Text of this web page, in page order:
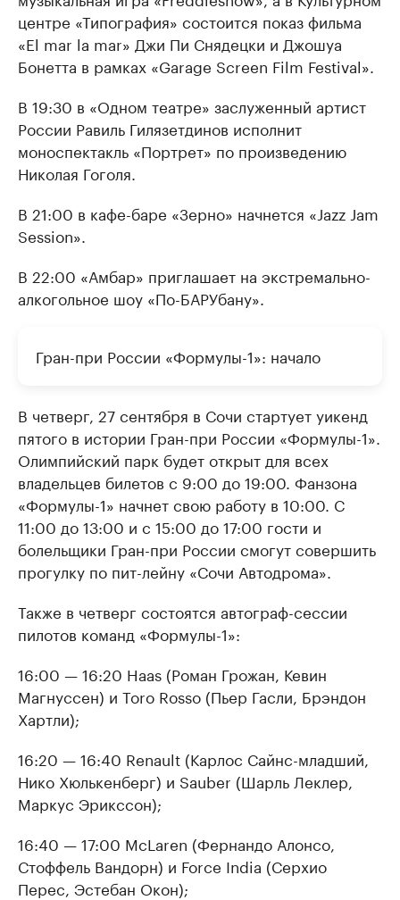
центре «Типография» состоится показ фильма
«El mar la mar» Джи Пи Снядецки и Джошуа
Бонетта в рамках «Garage Screen Film Festival».
В 19:30 в «Одном театре» заслуженный артист
России Равиль Гилязетдинов исполнит
моноспектакль «Портрет» по произведению
Николая Гоголя.
В 21:00 в кафе-баре «Зерно» начнется «Jazz Jam
Session».
В 22:00 «Амбар» приглашает на экстремально-
алкогольное шоу «По-БАРУбану».
Гран-при России «Формулы-1»: начало
В четверг, 27 сентября в Сочи стартует уикенд
пятого в истории Гран-при России «Формулы-1».
Олимпийский парк будет открыт для всех
владельцев билетов с 9:00 до 19:00. Фанзона
«Формулы-1» начнет свою работу в 10:00. С
11:00 до 13:00 и с 15:00 до 17:00 гости и
болельщики Гран-при России смогут совершить
прогулку по пит-лейну «Сочи Автодрома».
Также в четверг состоятся автограф-сессии
пилотов команд «Формулы-1»:
16:00 — 16:20 Haas (Роман Грожан, Кевин
Магнуссен) и Toro Rosso (Пьер Гасли, Брэндон
Хартли);
16:20 — 16:40 Renault (Карлос Сайнс-младший,
Нико Хюлькенберг) и Sauber (Шарль Леклер,
Маркус Эрикссон);
16:40 — 17:00 McLaren (Фернандо Алонсо,
Стоффель Вандорн) и Force India (Серхио
Перес, Эстебан Окон);